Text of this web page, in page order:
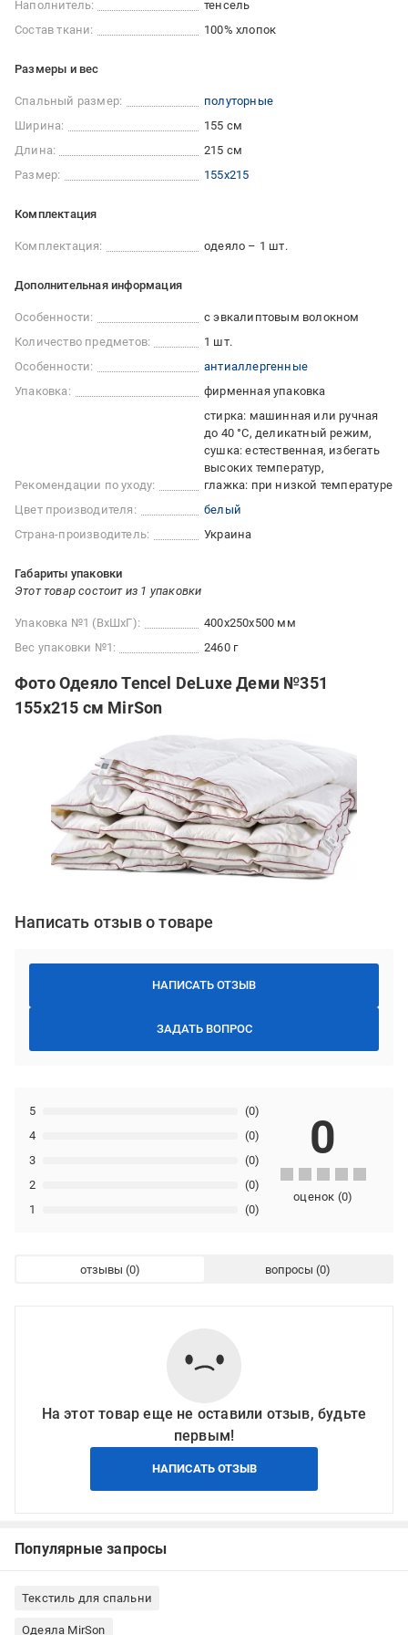
Наполнитель:
тенсель
Состав ткани:
100% хлопок
Размеры и вес
Спальный размер:
полуторные
Ширина:
155 см
Длина:
215 см
Размер:
155x215
Комплектация
Комплектация: одеяло – 1 шт.
Дополнительная информация
Особенности:
с эвкалиптовым волокном
Количество предметов:
1 шт.
Особенности:
антиаллергенные
Упаковка:
фирменная упаковка
Рекомендации по уходу:
стирка: машинная или ручная
до 40 °C, деликатный режим
сушка: естественная, избегать
высоких температур
глажка: при низкой температуре
Цвет производителя:
белый
Страна-производитель:
Украина
Габариты упаковки
Этот товар состоит из 1 упаковки
Упаковка №1 (ВхШхГ):
400x250x500 мм
Вес упаковки №1:
2460 г
Фото Одеяло Tencel DeLuxe Деми №351
155x215 см MirSon
Написать отзыв о товаре
НАПИСАТЬ ОТЗЫВ
ЗАДАТЬ ВОПРОС
1 (0)
2 (0)
3 (0)
4 (0)
5 (0)
0
оценок (0)
отзывы вопросы
На этот товар еще не оставили отзыв, будьте
первым!
НАПИСАТЬ ОТЗЫВ
Популярные запросы
Текстиль для спальни
Одеяла MirSon